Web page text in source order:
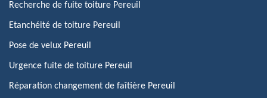
Recherche de fuite toiture Pereuil
Etanchéité de toiture Pereuil
Pose de velux Pereuil
Urgence fuite de toiture Pereuil
Réparation changement de faîtière Pereuil